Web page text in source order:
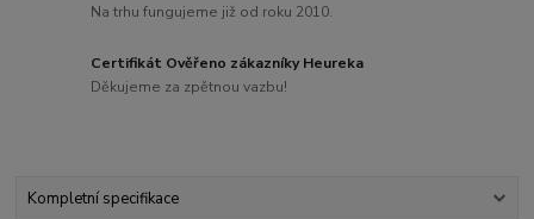
Na trhu fungujeme již od roku 2010.
Certifikát Ověřeno zákazníky Heureka
Děkujeme za zpětnou vazbu!
Kompletní specifikace